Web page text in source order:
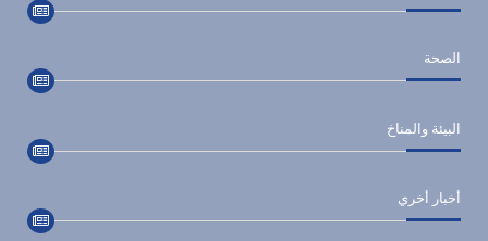
الصحة
البيئة والمناخ
أخبار أخري